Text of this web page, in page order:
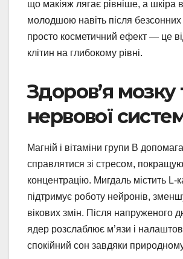
що макіяж лягає рівніше, а шкіра
молодшою навіть після
просто косметичний ефект — це
клітин на глибокому рівні.
Здоров’я мозку
нервової
Магній і вітаміни групи В
справлятися зі стресом,
концентрацію. Мигдаль містить L-
підтримує роботу нейронів,
вікових змін. Після напруженого
ядер розслаблює м’язи і
спокійний сон завдяки